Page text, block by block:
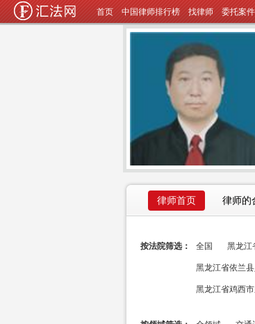
首页 中国律师排行榜 找律师 委托案件
律师首页 律师的
按法院筛选： 全国 黑龙江
黑龙江省依兰
黑龙江省鸡西